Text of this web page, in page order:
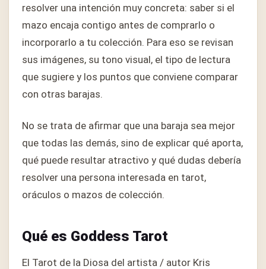
resolver una intención muy concreta: saber si el
mazo encaja contigo antes de comprarlo o
incorporarlo a tu colección. Para eso se revisan
sus imágenes, su tono visual, el tipo de lectura
que sugiere y los puntos que conviene comparar
con otras barajas.
No se trata de afirmar que una baraja sea mejor
que todas las demás, sino de explicar qué aporta,
qué puede resultar atractivo y qué dudas debería
resolver una persona interesada en tarot,
oráculos o mazos de colección.
Qué es Goddess Tarot
El Tarot de la Diosa del artista / autor Kris